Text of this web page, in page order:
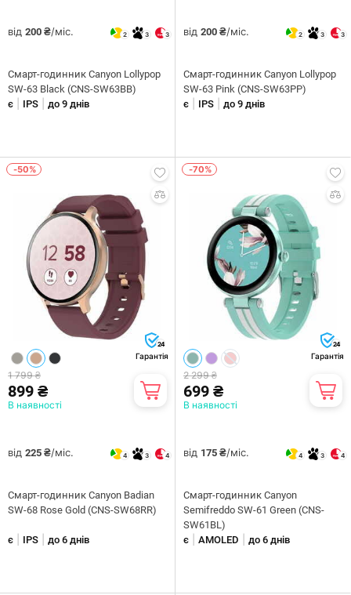
від 200 ₴/міс. 2 3 3
Смарт-годинник Canyon Lollypop
SW-63 Black (CNS-SW63BB)
є
IPS до 9 днів
від 200 ₴/міс. 2 3 3
Смарт-годинник Canyon Lollypop
SW-63 Pink (CNS-SW63PP)
є
IPS до 9 днів
-50%
24
Гарантія
1 799 ₴
899 ₴
В наявності
від 225 ₴/міс. 4 3 4
Смарт-годинник Canyon Badian
SW-68 Rose Gold (CNS-SW68RR)
є IPS до 6 днів
-70%
24
Гарантія
2 299 ₴
699 ₴
В наявності
від 175 ₴/міс. 4 3 4
Смарт-годинник Canyon
Semifreddo SW-61 Green (CNS-
SW61BL)
є
AMOLED до 6 днів